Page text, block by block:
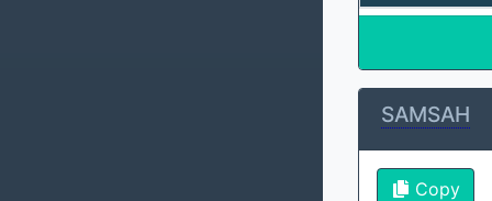
SAMSAH
Copy